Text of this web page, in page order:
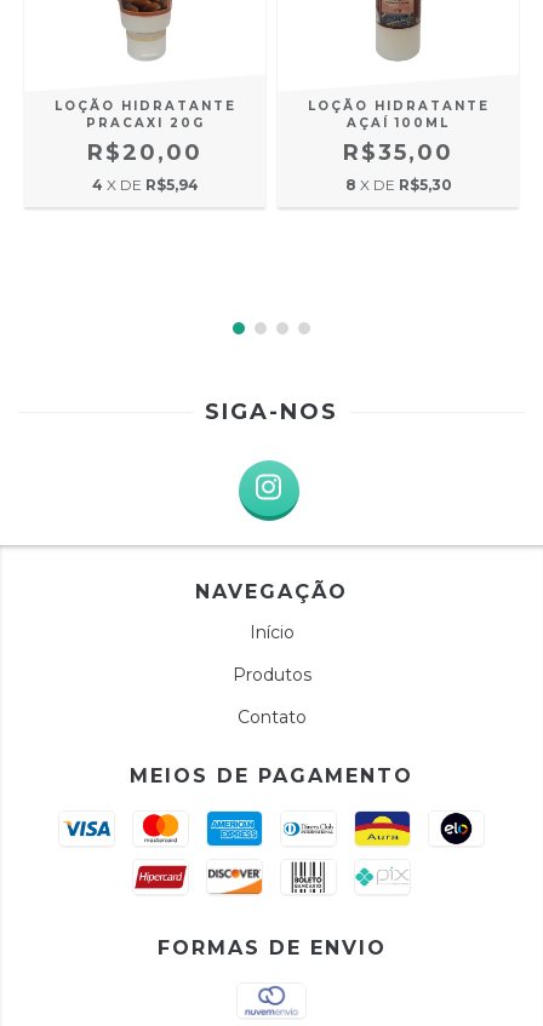
LOÇÃO HIDRATANTE
PRACAXI 20G
R$20,00
4 X DE R$5,94
LOÇÃO HIDRATANTE
AÇAÍ 100ML
R$35,00
8 X DE R$5,30
SIGA-NOS
NAVEGAÇÃO
Início
Produtos
Contato
MEIOS DE PAGAMENTO
FORMAS DE ENVIO